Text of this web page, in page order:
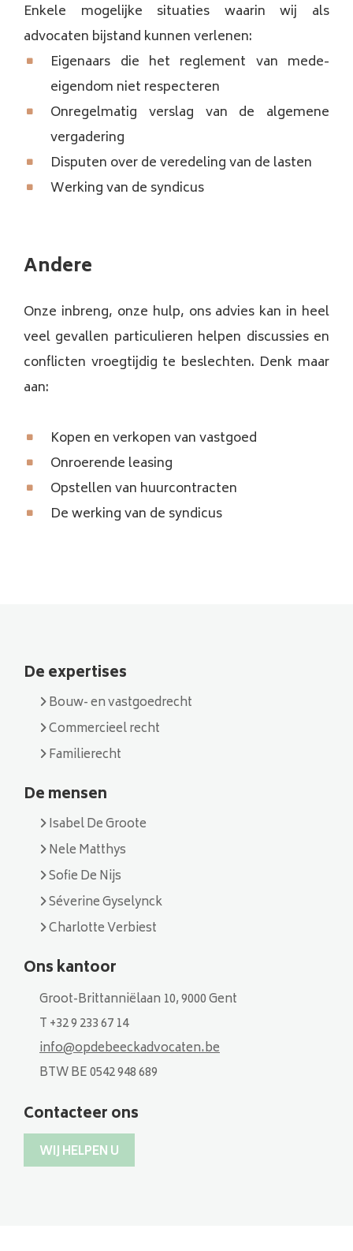
Enkele mogelijke situaties waarin wij als
advocaten bijstand kunnen verlenen:
Eigenaars die het reglement van mede-
eigendom niet respecteren
Onregelmatig verslag van de algemene
vergadering
Disputen over de veredeling van de lasten
Werking van de syndicus
Andere
Onze inbreng, onze hulp, ons advies kan in heel
veel gevallen particulieren helpen discussies en
conflicten vroegtijdig te beslechten. Denk maar
aan:
Kopen en verkopen van vastgoed
Onroerende leasing
Opstellen van huurcontracten
De werking van de syndicus
De expertises
Bouw- en vastgoedrecht
Commercieel recht
Familierecht
De mensen
Isabel De Groote
Nele Matthys
Sofie De Nijs
Séverine Gyselynck
Charlotte Verbiest
Ons kantoor
Groot-Brittanniëlaan 10, 9000 Gent
T +32 9 233 67 14
info@opdebeeckadvocaten.be
BTW BE 0542 948 689
Contacteer ons
WIJ HELPEN U